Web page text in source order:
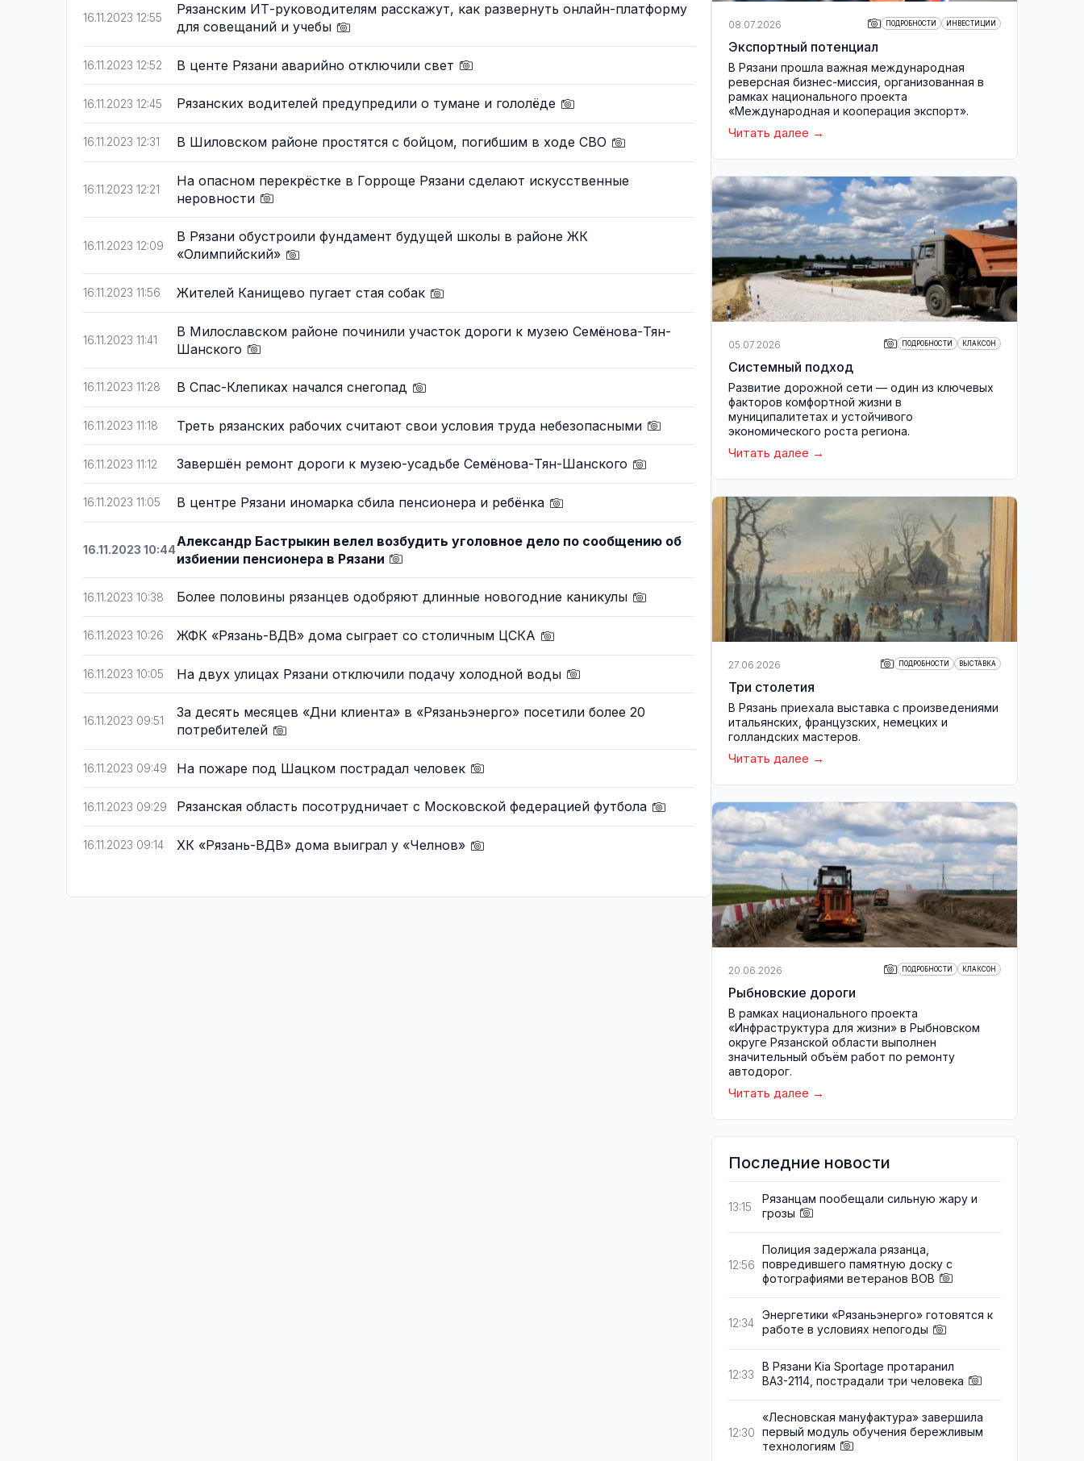
16.11.2023 12:55
Рязанским ИТ-руководителям расскажут, как развернуть онлайн-платформу
для совещаний и учебы
16.11.2023 12:52 В центе Рязани аварийно отключили свет
16.11.2023 12:45 Рязанских водителей предупредили о тумане и гололёде
16.11.2023 12:31 В Шиловском районе простятся с бойцом, погибшим в ходе СВО
16.11.2023 12:21
На опасном перекрёстке в Горроще Рязани сделают искусственные
неровности
16.11.2023 12:09
В Рязани обустроили фундамент будущей школы в районе ЖК
«Олимпийский»
16.11.2023 11:56 Жителей Канищево пугает стая собак
16.11.2023 11:41
В Милославском районе починили участок дороги к музею Семёнова-Тян-
Шанского
16.11.2023 11:28 В Спас-Клепиках начался снегопад
16.11.2023 11:18 Треть рязанских рабочих считают свои условия труда небезопасными
16.11.2023 11:12 Завершён ремонт дороги к музею-усадьбе Семёнова-Тян-Шанского
16.11.2023 11:05 В центре Рязани иномарка сбила пенсионера и ребёнка
16.11.2023 10:44
Александр Бастрыкин велел возбудить уголовное дело по сообщению об
избиении пенсионера в Рязани
16.11.2023 10:38 Более половины рязанцев одобряют длинные новогодние каникулы
16.11.2023 10:26 ЖФК «Рязань-ВДВ» дома сыграет со столичным ЦСКА
16.11.2023 10:05 На двух улицах Рязани отключили подачу холодной воды
16.11.2023 09:51
За десять месяцев «Дни клиента» в «Рязаньэнерго» посетили более 20
потребителей
16.11.2023 09:49 На пожаре под Шацком пострадал человек
16.11.2023 09:29 Рязанская область посотрудничает с Московской федерацией футбола
16.11.2023 09:14 ХК «Рязань-ВДВ» дома выиграл у «Челнов»
08.07.2026 ПОДРОБНОСТИ ИНВЕСТИЦИИ
Экспортный потенциал
В Рязани прошла важная международная
реверсная бизнес-миссия, организованная в
рамках национального проекта
«Международная и кооперация экспорт».
Читать далее
05.07.2026 ПОДРОБНОСТИ КЛАКСОН
Системный подход
Развитие дорожной сети — один из ключевых
факторов комфортной жизни в
муниципалитетах и устойчивого
экономического роста региона.
Читать далее
27.06.2026 ПОДРОБНОСТИ ВЫСТАВКА
Три столетия
В Рязань приехала выставка с произведениями
итальянских, французских, немецких и
голландских мастеров.
Читать далее
20.06.2026 ПОДРОБНОСТИ КЛАКСОН
Рыбновские дороги
В рамках национального проекта
«Инфраструктура для жизни» в Рыбновском
округе Рязанской области выполнен
значительный объём работ по ремонту
автодорог.
Читать далее
Последние новости
13:15
Рязанцам пообещали сильную жару и
грозы
12:56
Полиция задержала рязанца,
повредившего памятную доску с
фотографиями ветеранов ВОВ
12:34
Энергетики «Рязаньэнерго» готовятся к
работе в условиях непогоды
12:33
В Рязани Kia Sportage протаранил
ВАЗ-2114, пострадали три человека
12:30
«Лесновская мануфактура» завершила
первый модуль обучения бережливым
технологиям